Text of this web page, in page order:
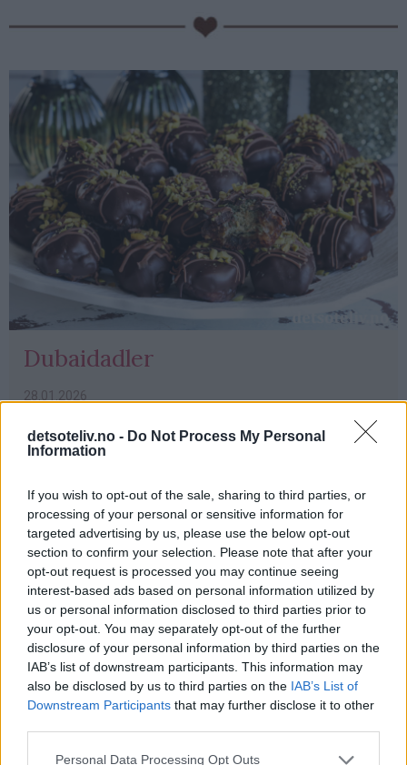
detsoteliv.no - Do Not Process My Personal
Information
If you wish to opt-out of the sale, sharing to third parties, or
processing of your personal or sensitive information for
targeted advertising by us, please use the below opt-out
section to confirm your selection. Please note that after your
opt-out request is processed you may continue seeing
interest-based ads based on personal information utilized by
us or personal information disclosed to third parties prior to
your opt-out. You may separately opt-out of the further
disclosure of your personal information by third parties on the
IAB’s list of downstream participants. This information may
also be disclosed by us to third parties on the IAB’s List of
Downstream Participants that may further disclose it to other
Personal Data Processing Opt Outs
PubGalaxy
Dubaidadler
28.01.2026
Her er en litt sunnere variant der den karakteristiske
dyppes i smeltet sjokolade.
Himmel og hav – så gode dadler! 😍
Les mer
Kategorier:Konfekt
PubGalaxy